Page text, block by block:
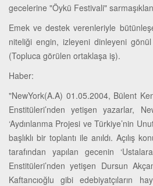
gecelerine "Öykü Festivali"
Emek ve destek verenleriyle
niteliği engin, izleyeni dinleyeni
(Topluca görülen ortaklaşa iş).
Haber:
"NewYork(A.A) 01.05.2004, Bülent
Enstitüleri’nden yetişen yazarlar,
‘Aydınlanma Projesi ve Türkiye’nin
başlıklı bir toplantı ile anıldı. Açılış
tarafından yapılan gecenin
Enstitüleri’nden yetişen Dursun
Kaftancıoğlu gibi edebiyatçıların